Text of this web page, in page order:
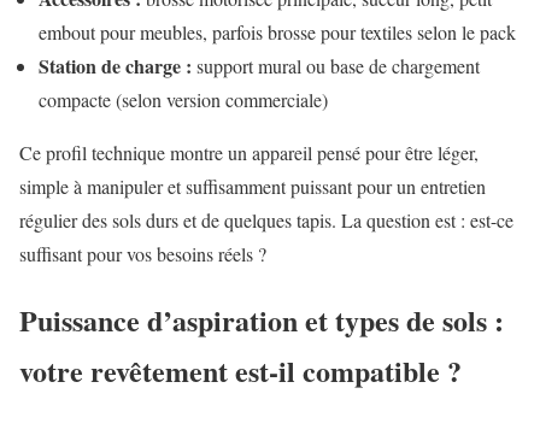
embout pour meubles, parfois brosse pour textiles selon le pack
Station de charge : support mural ou base de chargement
compacte (selon version commerciale)
Ce profil technique montre un appareil pensé pour être léger,
simple à manipuler et suffisamment puissant pour un entretien
régulier des sols durs et de quelques tapis. La question est : est-ce
suffisant pour vos besoins réels ?
Puissance d’aspiration et types de sols :
votre revêtement est-il compatible ?